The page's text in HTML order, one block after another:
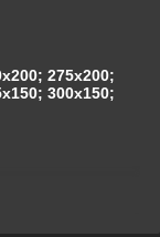
275х200;
300х150;